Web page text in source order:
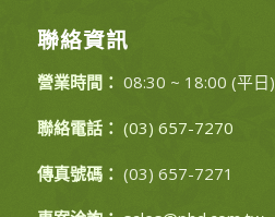
聯絡資訊
營業時間： 08:30 ~ 18:00 (平日)
聯絡電話： (03) 657-7270
傳真號碼： (03) 657-7271